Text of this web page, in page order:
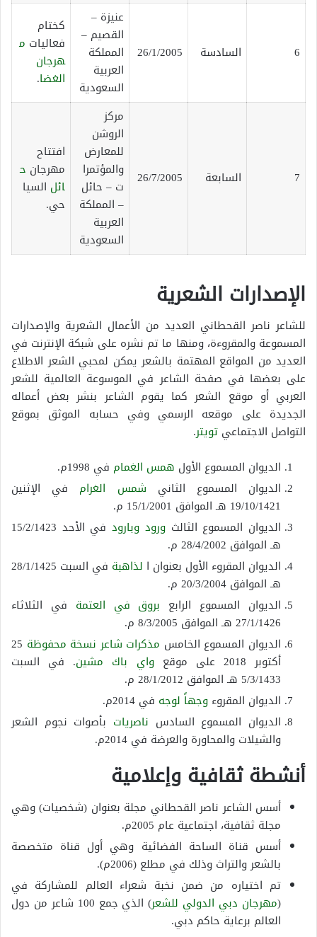
6 السادسة 26/1/2005
عنيزة –
القصيم –
المملكة
العربية
السعودية
كختام
فعاليات م
هرجان
الغضا.
7 السابعة 26/7/2005
مركز
الروشن
للمعارض
والمؤتمرا
ت – حائل
– المملكة
العربية
السعودية
افتتاح
مهرجان ح
ائل السيا
حي.
الإصدارات الشعرية
للشاعر ناصر القحطاني العديد من الأعمال الشعرية والإصدارات
المسموعة والمقروءة، ومنها ما تم نشره على شبكة الإنترنت في
العديد من المواقع المهتمة بالشعر يمكن لمحبي الشعر الاطلاع
على بعضها في صفحة الشاعر في الموسوعة العالمية للشعر
العربي أو موقع الشعر كما يقوم الشاعر بنشر بعض أعماله
الجديدة على موقعه الرسمي وفي حسابه الموثق بموقع
التواصل الاجتماعي تويتر.
الديوان المسموع الأول همس الغمام في 1998م.
الديوان المسموع الثاني شمس الغرام في الإثنين
19/10/1421 هـ الموافق 15/1/2001 م.
الديوان المسموع الثالثورود وبارود
في الأحد 15/2/1423
هـ الموافق 28/4/2002 م.
الديوان المقروء الأول بعنوان ا لذاهبة
في السبت 28/1/1425
هـ الموافق 20/3/2004 م.
الديوان المسموع الرابع بروق في العتمة في الثلاثاء
27/1/1426 هـ الموافق 8/3/2005 م.
الديوان المسموع الخامس مذكرات شاعر نسخة محفوظة 25
أكتوبر 2018 على موقع
واي باك مشين. في السبت
5/3/1433 هـ الموافق 28/1/2012 م.
الديوان المقروء وجهاً لوجه في 2014م.
الديوان المسموع السادس ناصريات بأصوات نجوم الشعر
والشيلات والمحاورة والعرضة في 2014م.
أنشطة ثقافية وإعلامية
أسس الشاعر ناصر القحطاني مجلة بعنوان (شخصيات) وهي
مجلة ثقافية، اجتماعية عام 2005م.
أسس قناة الساحة الفضائية وهي أول قناة متخصصة
بالشعر والتراث وذلك في مطلع (2006م).
تم اختياره من ضمن نخبة شعراء العالم للمشاركة في
(مهرجان دبي الدولي للشعر
) الذي جمع 100 شاعر من دول
العالم برعاية حاكم دبي.